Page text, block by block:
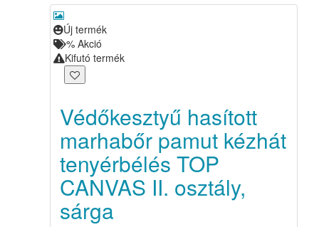
Új termék
% Akció
Kifutó termék
Védőkesztyű hasított
marhabőr pamut kézhát
tenyérbélés TOP
CANVAS II. osztály,
sárga